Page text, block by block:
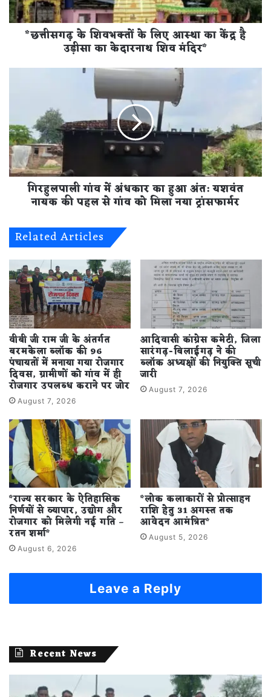
केंद्र
है
उड़ीसा*छत्तीसगढ़ के शिवभक्तों के लिए आस्था का केंद्र है
उड़ीसा का केदारनाथ शिव मंदिर*
का
हुआ
अंत:
यशवंत
नायक
गांव
को
मिला
नया
ट्रांसफार्मर
गिरहुलपाली गांव में अंधकार का हुआ अंत: यशवंत
नायक की पहल से गांव को मिला नया ट्रांसफार्मर
Related Articles
वीबी जी राम जी के अंतर्गत
बरमकेला ब्लॉक की 96
पंचायतों में मनाया गया रोजगार
दिवस, ग्रामीणों को गांव में ही
रोजगार उपलब्ध कराने पर जोर
August 7, 2026
आदिवासी कांग्रेस कमेटी, जिला
सारंगढ़-बिलाईगढ़ ने की
ब्लॉक अध्यक्षों की नियुक्ति सूची
जारी
August 7, 2026
*राज्य सरकार के ऐतिहासिक
निर्णयों से व्यापार, उद्योग और
रोजगार को मिलेगी नई गति –
रतन शर्मा*
August 6, 2026
*लोक कलाकारों से प्रोत्साहन
राशि हेतु 31 अगस्त तक
आवेदन आमंत्रित*
August 5, 2026
Leave a Reply
Recent News